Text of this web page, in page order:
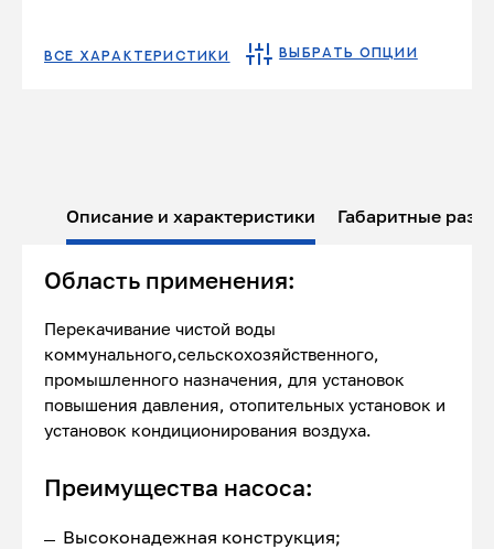
ВСЕ ХАРАКТЕРИСТИКИ ВЫБРАТЬ ОПЦИИ
Описание и характеристики Габаритные
Область применения:
Перекачивание чистой воды
коммунального,сельскохозяйственного,
промышленного назначения, для установок
повышения давления, отопительных установок и
установок кондиционирования воздуха.
Преимущества насоса:
Высоконадежная конструкция;